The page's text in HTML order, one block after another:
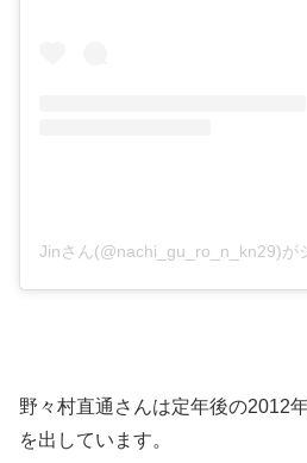
Jinさん(@nachi_gu_ro_n_kn29)が
野々村直通さんは定年後の2012
を出しています。